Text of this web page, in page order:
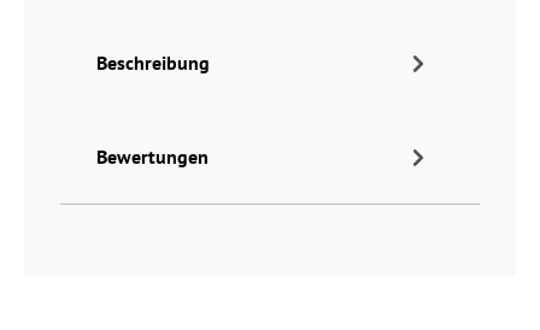
Beschreibung
Bewertungen